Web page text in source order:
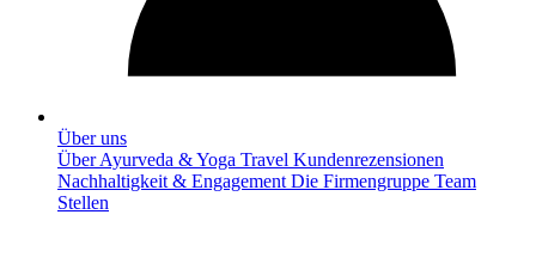
Über uns
Über Ayurveda & Yoga Travel Kundenrezensionen
Nachhaltigkeit & Engagement Die Firmengruppe Team
Stellen